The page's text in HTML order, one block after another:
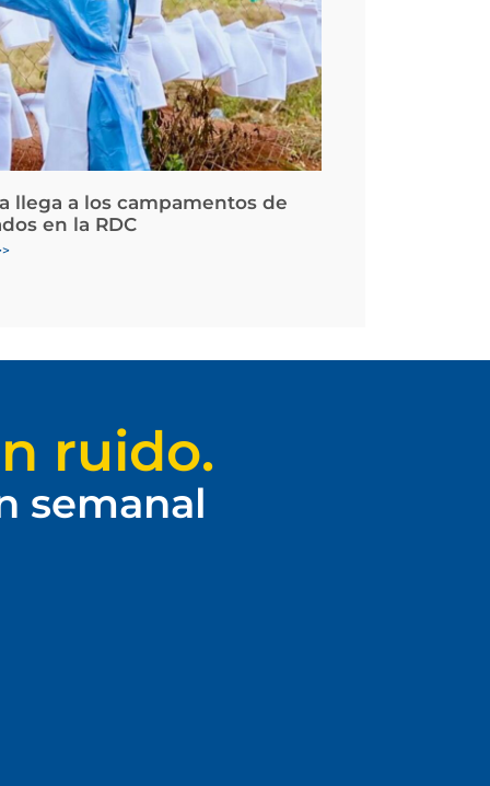
llega a los campamentos de
en la RDC
ruido.
semanal